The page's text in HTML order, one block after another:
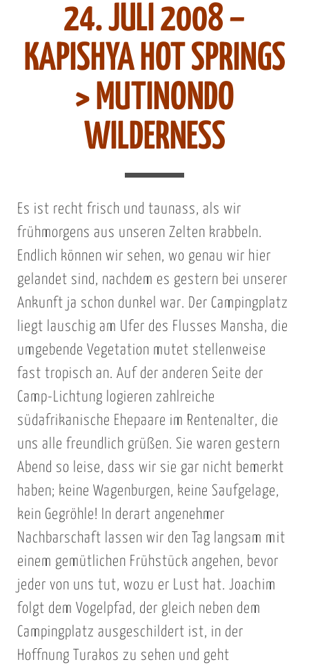
24. JULI 2008 –
KAPISHYA HOT SPRINGS
> MUTINONDO
WILDERNESS
Es ist recht frisch und taunass, als wir
frühmorgens aus unseren Zelten krabbeln.
Endlich können wir sehen, wo genau wir hier
gelandet sind, nachdem es gestern bei unserer
Ankunft ja schon dunkel war. Der Campingplatz
liegt lauschig am Ufer des Flusses Mansha, die
umgebende Vegetation mutet stellenweise
fast tropisch an. Auf der anderen Seite der
Camp-Lichtung logieren zahlreiche
südafrikanische Ehepaare im Rentenalter, die
uns alle freundlich grüßen. Sie waren gestern
Abend so leise, dass wir sie gar nicht bemerkt
haben; keine Wagenburgen, keine Saufgelage,
kein Gegröhle! In derart angenehmer
Nachbarschaft lassen wir den Tag langsam mit
einem gemütlichen Frühstück angehen, bevor
jeder von uns tut, wozu er Lust hat. Joachim
folgt dem Vogelpfad, der gleich neben dem
Campingplatz ausgeschildert ist, in der
Hoffnung Turakos zu sehen und geht